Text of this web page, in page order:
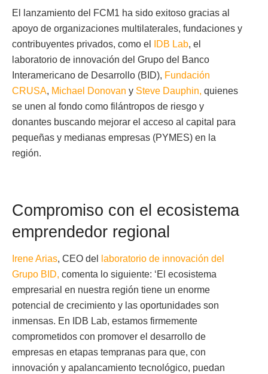
El lanzamiento del FCM1 ha sido exitoso gracias al
apoyo de organizaciones multilaterales, fundaciones y
contribuyentes privados, como el
IDB Lab, el
laboratorio de innovación del Grupo del Banco
Interamericano de Desarrollo (BID), Fundación
CRUSA, Michael Donovan y Steve Dauphin, quienes
se unen al fondo como filántropos de riesgo y
donantes buscando mejorar el acceso al capital para
pequeñas y medianas empresas (PYMES) en la
región.
Compromiso con el ecosistema
emprendedor regional
Irene Arias, CEO del
laboratorio de innovación del
Grupo BID, comenta lo siguiente: ‘El ecosistema
empresarial en nuestra región tiene un enorme
potencial de crecimiento y las oportunidades son
inmensas. En IDB Lab, estamos firmemente
comprometidos con promover el desarrollo de
empresas en etapas tempranas para que, con
innovación y apalancamiento tecnológico, puedan